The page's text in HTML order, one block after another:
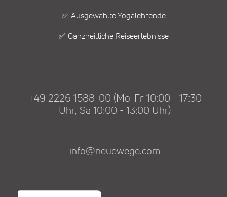
✅ Ausgewählte Yogalehrende
✅ Ganzheitliche Reiseerlebnisse
+49 2226 1588-00 (Mo-Fr 10:00 - 17:30
Uhr, Sa 10:00 - 13:00 Uhr)
info@neuewege.com